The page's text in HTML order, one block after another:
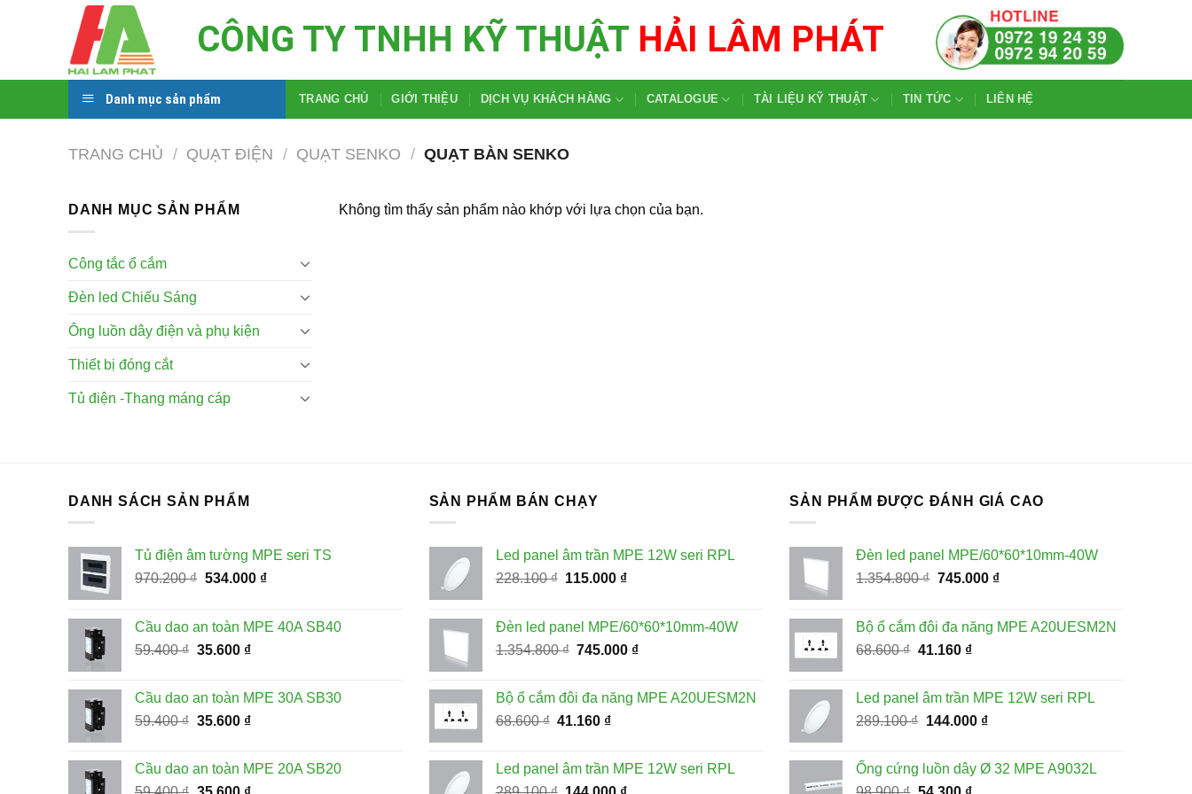
CÔNG TY TNHH KỸ THUẬT HẢI LÂM PHÁT
Danh mục sản phẩm TRANG CHỦ GIỚI THIỆU DỊCH VỤ KHÁCH HÀNG CATALOGUE TÀI LIỆU KỸ THUẬT TIN TỨC LIÊN HỆ
TRANG CHỦ / QUẠT ĐIỆN / QUẠT SENKO / QUẠT BÀN SENKO
DANH MỤC SẢN PHẨM
Công tắc ổ cắm
Đèn led Chiếu Sáng
Ông luồn dây điện và phụ kiện
Thiết bị đóng cắt
Tủ điện -Thang máng cáp
Không tìm thấy sản phẩm nào khớp với lựa chọn của bạn.
DANH SÁCH SẢN PHẨM
Tủ điện âm tường MPE seri TS
970.200₫ Giá
970.200 ₫.
534.000 ₫Giá
là:
Cầu dao an toàn MPE 40A SB40
59.400₫ Giá
59.400 ₫.
35.600 ₫Giá
là:
35.600 ₫.
Cầu dao an toàn MPE 30A SB30
59.400₫ Giá
59.400 ₫.
35.600 ₫Giá
là:
Cầu dao an toàn MPE 20A SB20
Giá Giá
SẢN PHẨM BÁN CHẠY
Led panel âm trần MPE 12W seri RPL
228.100₫ Giá
228.100 ₫.
115.000 ₫Giá
là:
115.000 ₫.
Đèn led panel MPE/60*60*10mm-40W
1.354.800₫ Giá
1.354.800 ₫.
745.000 ₫Giá
là:
Bộ ổ cắm đôi đa năng MPE A20UESM2N
68.600₫ Giá
68.600 ₫.
41.160 ₫Giá
là:
Led panel âm trần MPE 12W seri RPL
Giá Giá
SẢN PHẨM ĐƯỢC ĐÁNH GIÁ CAO
Đèn led panel MPE/60*60*10mm-40W
1.354.800₫ Giá
1.354.800 ₫.
745.000 ₫Giá
là:
Bộ ổ cắm đôi đa năng MPE A20UESM2N
68.600₫ Giá
68.600 ₫.
41.160 ₫Giá
là:
41.160 ₫.
Led panel âm trần MPE 12W seri RPL
289.100₫ Giá
289.100 ₫.
144.000 ₫Giá
là:
Ống cứng luồn dây Ø 32 MPE A9032L
Giá Giá